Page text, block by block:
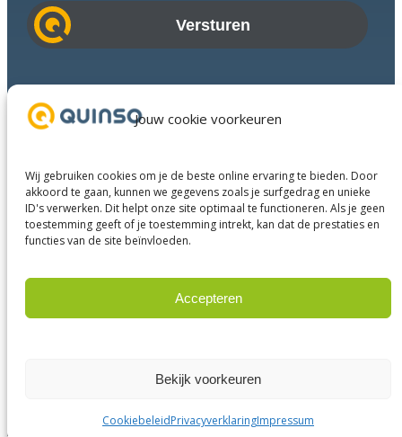
Jouw cookie voorkeuren
Wij gebruiken cookies om je de beste online ervaring te bieden. Door
akkoord te gaan, kunnen we gegevens zoals je surfgedrag en unieke
ID's verwerken. Dit helpt onze site optimaal te functioneren. Als je geen
toestemming geeft of je toestemming intrekt, kan dat de prestaties en
functies van de site beïnvloeden.
Accepteren
Bekijk voorkeuren
CookiebeleidPrivacyverklaringImpressum
a
i
d
r
s
Succesverhalen
Diensten
Over ons
Businesspartners
Contact
LinkedInInstagramFacebook YouTube
Privacy Policy
Algemene voorwaarden
Disclaimer